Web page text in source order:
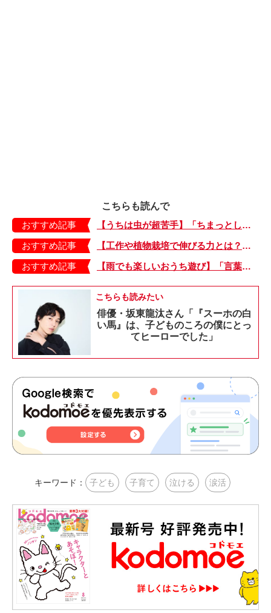
こちらも読んで
おすすめ記事
【うちは虫が超苦手】「ちまっとした虫にも大騒ぎ！」「可愛い系の虫……でも逃げる！」教えて！ みんなの虫ギライエピソード
おすすめ記事
【工作や植物栽培で伸びる力とは？】「非認知能力」を養う、おうちで楽しむ創作あそび・おうちあそび図鑑5
おすすめ記事
【雨でも楽しいおうち遊び】「言葉あそび」で伸ばす表現力や想像力・おうちあそび図鑑4
こちらも読みたい
俳優・坂東龍汰さん「『スーホの白
い馬』は、子どものころの僕にとっ
てヒーローでした」
キーワード： 子ども 子育て 泣ける 涙活